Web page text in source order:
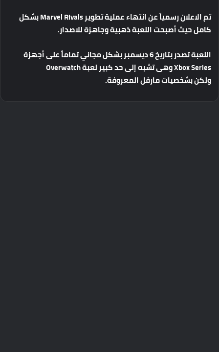
تمالاعلانرسمياًعنانتهاءعمليةتطوير
بشكل
كاملحيثأصبحتاللعبةذهبيةوجاهزةللاصدار.
اللعبةتصدربتاريخ ديسمبربشكلمجانيتماماًعلىأجهزة
Xbox Seriesوهىتشبهإلىحدكبيرلعبة
ولكنبشخصياتمارفلالمعروفة.